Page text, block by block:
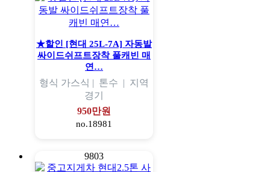
★할인 [현대 25L-7A] 자동발
싸이드쉬프트장착 풀캐빈 매
연…
형식 가스식 | 톤수 | 지역
경기
950만원
no.18981
9803